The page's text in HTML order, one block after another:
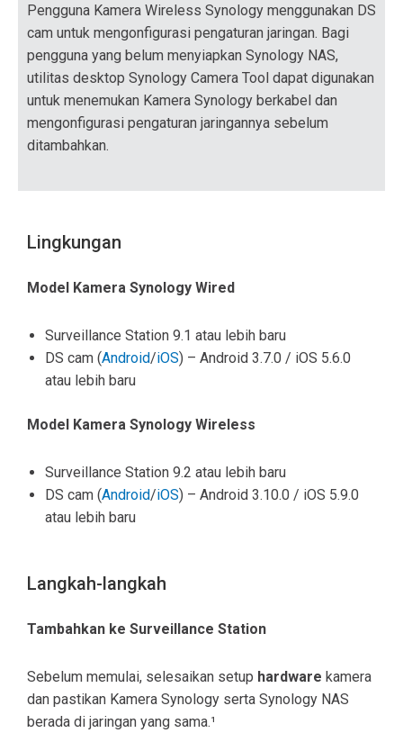
Pengguna Kamera Wireless Synology menggunakan DS
cam untuk mengonfigurasi pengaturan jaringan. Bagi
pengguna yang belum menyiapkan Synology NAS,
utilitas desktop Synology Camera Tool dapat digunakan
untuk menemukan Kamera Synology berkabel dan
mengonfigurasi pengaturan jaringannya sebelum
ditambahkan.
Lingkungan
Model Kamera Synology Wired
Surveillance Station 9.1 atau lebih baru
DS cam (Android/iOS) – Android 3.7.0 / iOS 5.6.0
atau lebih baru
Model Kamera Synology Wireless
Surveillance Station 9.2 atau lebih baru
DS cam (Android/iOS) – Android 3.10.0 / iOS 5.9.0
atau lebih baru
Langkah-langkah
Tambahkan ke Surveillance Station
Sebelum memulai, selesaikan setup hardware kamera
dan pastikan Kamera Synology serta Synology NAS
berada di jaringan yang sama.¹